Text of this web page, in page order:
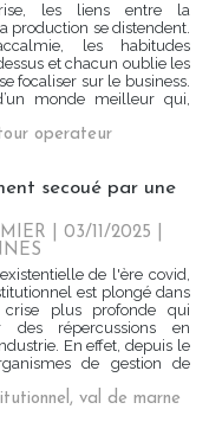
les liens entre la
production se distendent.
les habitudes
et chacun oublie les
focaliser sur le business.
monde meilleur qui,
operateur
secoué par une
| 03/11/2025
de l'ère covid,
est plongé dans
plus profonde qui
des répercussions en
En effet, depuis le
de gestion de
, val de marne